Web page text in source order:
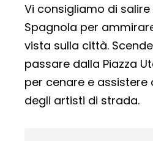
Vi consigliamo di
Spagnola per
vista sulla città.
passare dalla Piazza
per cenare e assistere
degli artisti di strada.